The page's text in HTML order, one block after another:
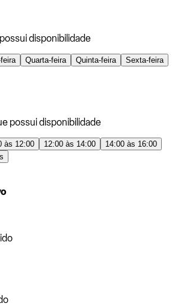
disponibilidade
Quarta-feira Quinta-feira
Sexta-feira
possui disponibilidade
às 12:00 12:00 às 14:00
14:00 às 16:00